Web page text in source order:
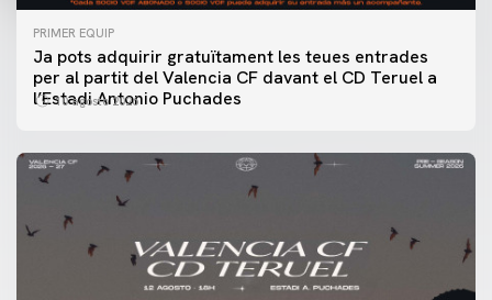
PRIMER EQUIP
Ja pots adquirir gratuïtament les teues entrades
per al partit del Valencia CF davant el CD Teruel a
l’Estadi Antonio Puchades
10 agosto 2026